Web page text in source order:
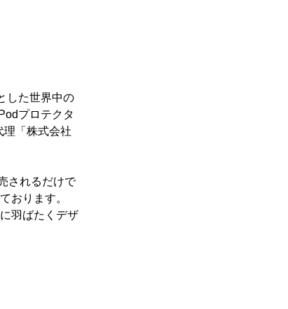
した世界中の
プロテクタ
理「株式会社
されるだけで
おります。
羽ばたくデザ